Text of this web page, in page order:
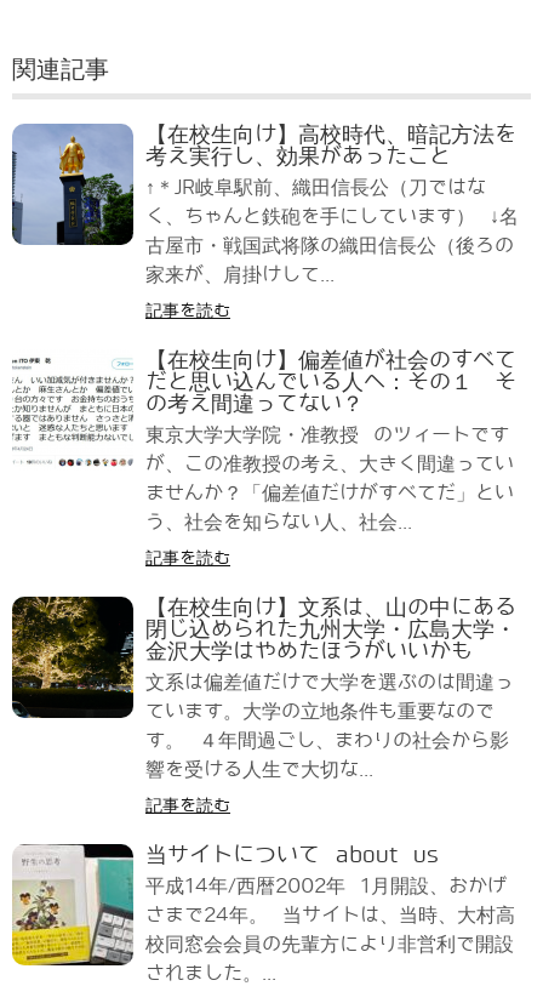
関連記事
【在校生向け】高校時代、暗記方法を
考え実行し、効果があったこと
↑＊JR岐阜駅前、織田信長公（刀ではな
く、ちゃんと鉄砲を手にしています） ↓名
古屋市・戦国武将隊の織田信長公（後ろの
家来が、肩掛けして...
記事を読む
【在校生向け】偏差値が社会のすべて
だと思い込んでいる人へ：その１ そ
の考え間違ってない？
東京大学大学院・准教授 のツィートです
が、この准教授の考え、大きく間違ってい
ませんか？「偏差値だけがすべてだ」とい
う、社会を知らない人、社会...
記事を読む
【在校生向け】文系は、山の中にある
閉じ込められた九州大学・広島大学・
金沢大学はやめたほうがいいかも
文系は偏差値だけで大学を選ぶのは間違っ
ています。大学の立地条件も重要なので
す。 ４年間過ごし、まわりの社会から影
響を受ける人生で大切な...
記事を読む
当サイトについて about us
平成14年/西暦2002年 1月開設、おかげ
さまで24年。 当サイトは、当時、大村高
校同窓会会員の先輩方により非営利で開設
されました。...